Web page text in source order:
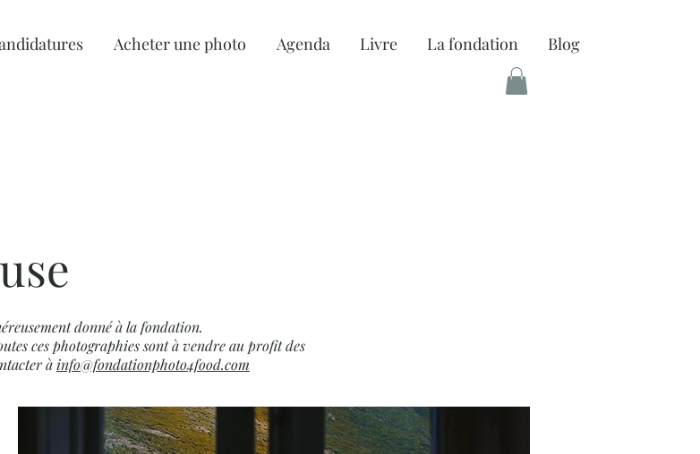
Acheter une photo Agenda Livre La fondation Blog
donné à la fondation.
ces photographies sont à vendre au profit des
àinfo@fondationphoto4food.com